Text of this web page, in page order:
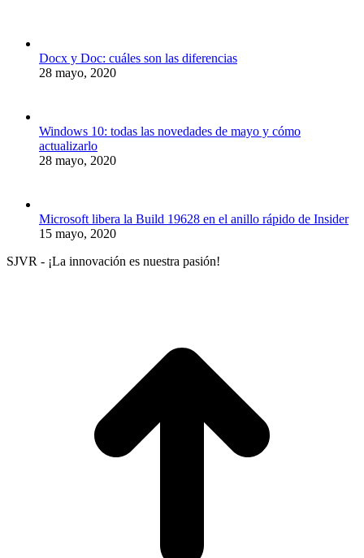
Docx y Doc: cuáles son las diferencias
28 mayo, 2020
Windows 10: todas las novedades de mayo y cómo
actualizarlo
28 mayo, 2020
Microsoft libera la Build 19628 en el anillo rápido de Insider
15 mayo, 2020
SJVR - ¡La innovación es nuestra pasión!